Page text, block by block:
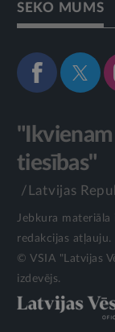
SEKO MUMS
tiesības"
/Latvijas
Jebkura materiāla
redakcijas atļauju.
© VSIA "Latvijas
izdevējs.